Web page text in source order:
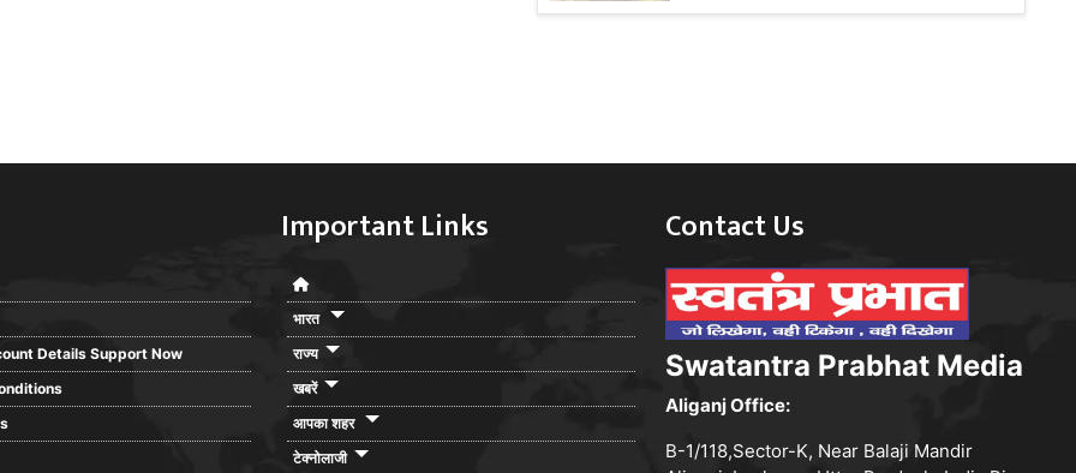
Details Support Now
Important Links
भारत
राज्य
खबरें
आपका शहर
टेक्नोलाजी
Contact Us
Swatantra Prabhat Media
Aliganj Office:
B-1/118,Sector-K, Near Balaji Mandir